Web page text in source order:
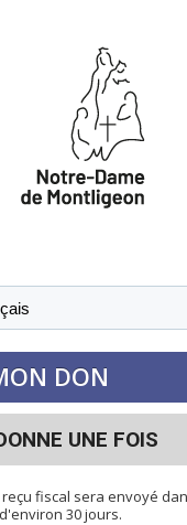
DON
UNE FOIS
fiscal sera envoyé
30 jours.